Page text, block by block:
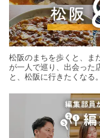
松阪のまちを歩くと、ま
が一人で巡り、出会った
と、松阪に行きたくなる。